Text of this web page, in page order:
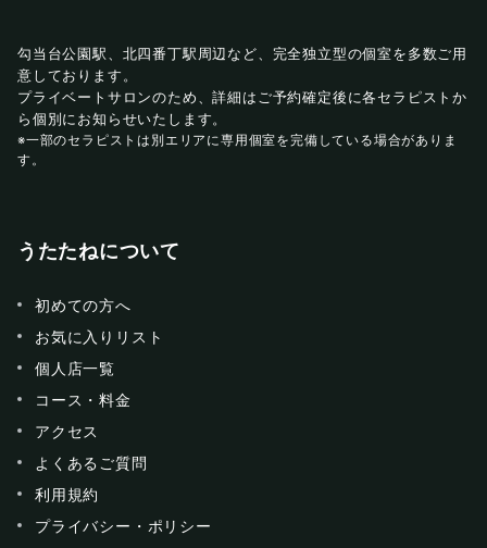
勾当台公園駅、北四番丁駅周辺など、完全独立型の個室を多数ご用
意しております。
プライベートサロンのため、詳細はご予約確定後に各セラピストか
ら個別にお知らせいたします。
※一部のセラピストは別エリアに専用個室を完備している場合がありま
す。
うたたねについて
初めての方へ
お気に入りリスト
個人店一覧
コース・料金
アクセス
よくあるご質問
利用規約
プライバシー・ポリシー